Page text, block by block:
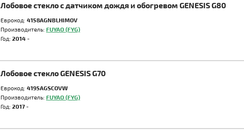
Лобовое стекло с датчиком дождя и обогревом GENESIS G80
Еврокод: 4158AGNBLHIMOV
Производитель: FUYAO (FYG)
Год: 2014 -
Лобовое стекло GENESIS G70
Еврокод: 4195AGSCOVW
Производитель: FUYAO (FYG)
Год: 2017 -